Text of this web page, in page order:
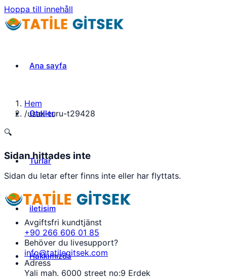
Hoppa till innehåll
Ana sayfa
Oteller
Turlar
iletisim
Hakkımızda
Hem
/usak-turu-t29428
🔍
Sidan hittades inte
Sidan du letar efter finns inte eller har flyttats.
Avgiftsfri kundtjänst
+90 266 606 01 85
Behöver du livesupport?
info@tatilegitsek.com
Adress
Yali mah. 6000 street no:9 Erdek